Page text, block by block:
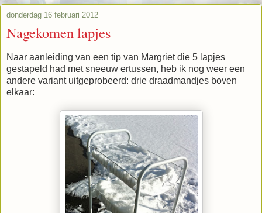
donderdag 16 februari 2012
Nagekomen lapjes
Naar aanleiding van een tip van Margriet die 5 lapjes
gestapeld had met sneeuw ertussen, heb ik nog weer een
andere variant uitgeprobeerd: drie draadmandjes boven
elkaar: